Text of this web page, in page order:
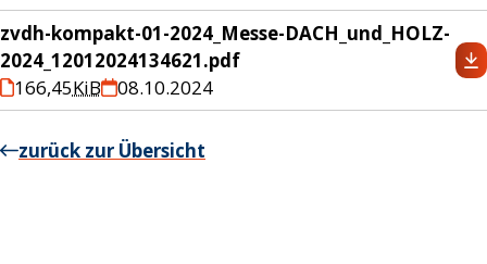
zvdh-kompakt-01-2024_Messe-DACH_und_HOLZ-
2024_12012024134621.pdf
166,45KiB 08.10.2024
zurück zur Übersicht